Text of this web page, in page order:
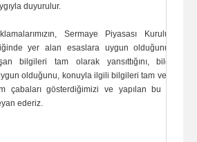
duyurulur.
Sermaye Piyasası Kurulu'nun
yer alan esaslara uygun olduğunu, bu
bilgileri tam olarak yansıttığını,
olduğunu, konuyla ilgili bilgileri tam ve doğru
çabaları gösterdiğimizi ve yapılan bu
ederiz.